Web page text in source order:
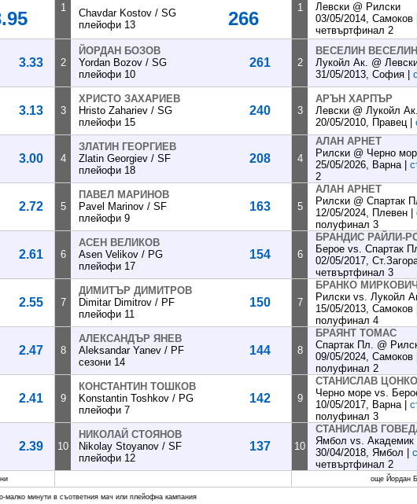
1
Chavdar Kostov / SG
плейофи 13
266
1
Левски @ Рилски
03/05/2014, Самоков |
четвъртфинал 2
3.33 2
ЙОРДАН БОЗОВ
Yordan Bozov / SG
плейофи 10
261 2
ВЕСЕЛИН
Лукойл Ак. @
31/05/2013, София |
3.13 3
ХРИСТО ЗАХАРИЕВ
Hristo Zahariev / SG
плейофи 15
240 3
АРЪН ХАРПЪР
Левски @ Лукойл Ак.
20/05/2010, Правец |
3.00 4
ЗЛАТИН ГЕОРГИЕВ
Zlatin Georgiev / SF
плейофи 18
208 4
АЛАН АРНЕТ
Рилски @ Черно
25/05/2026, Варна |
2
2.72 5
ПАВЕЛ МАРИНОВ
Pavel Marinov / SF
плейофи 9
163 5
АЛАН АРНЕТ
Рилски @ Спартак
12/05/2024, Плевен |
полуфинал 3
2.61 6
АСЕН ВЕЛИКОВ
Asen Velikov / PG
плейофи 17
154 6
БРАНДИС РАЙЛИ-
Берое vs. Спартак
02/05/2017,
четвъртфинал 3
2.55 7
ДИМИТЪР ДИМИТРОВ
Dimitar Dimitrov / PF
плейофи 11
150 7
БРАНКО МИРКОВИЧ
Рилски vs. Лукойл
15/05/2013, Самоков |
полуфинал 4
2.47 8
АЛЕКСАНДЪР ЯНЕВ
Aleksandar Yanev / PF
сезони 14
144 8
БРАЯНТ ТОМАС
Спартак Пл. @
09/05/2024, Самоков |
полуфинал 2
2.41 9
КОНСТАНТИН ТОШКОВ
Konstantin Toshkov / PG
плейофи 7
142 9
СТАНИСЛАВ
Черно море vs.
10/05/2017, Варна |
полуфинал 3
2.39 10
НИКОЛАЙ СТОЯНОВ
Nikolay Stoyanov / SF
плейофи 12
137 10
СТАНИСЛАВ
Ямбол vs. Академик
30/04/2018, Ямбол |
четвъртфинал 2
още Йордан
малко минути в съответния мач или плейофна кампания